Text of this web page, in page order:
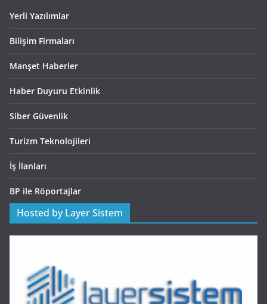
Yerli Yazılımlar
Bilişim Firmaları
Manşet Haberler
Haber Duyuru Etkinlik
Siber Güvenlik
Turizm Teknolojileri
İş İlanları
BP ile Röportajlar
Hosted by Layer Sistem